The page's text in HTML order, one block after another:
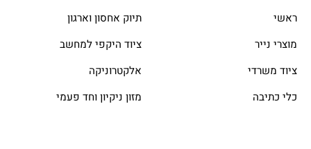
ראשי
מוצרי נייר
ציוד משרדי
כלי כתיבה
תיוק אחסון וארגון
ציוד היקפי למחשב
אלקטרוניקה
מזון ניקיון וחד פעמי